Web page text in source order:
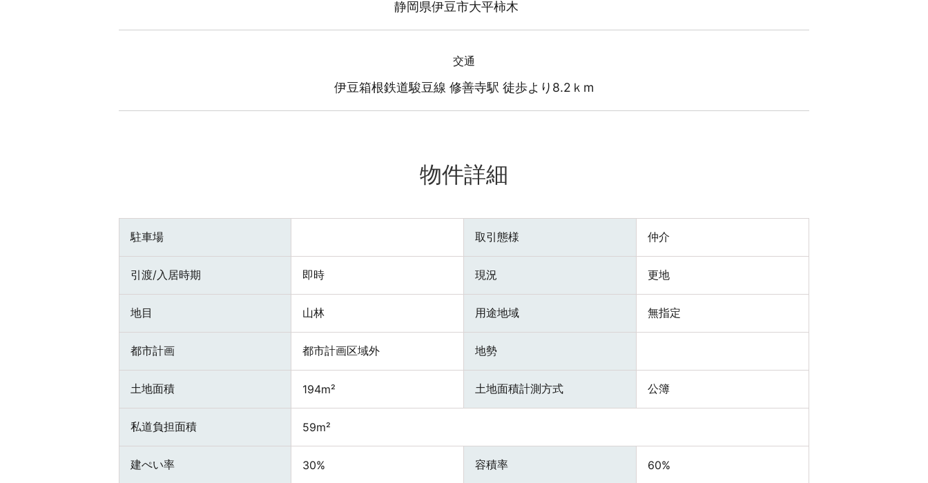
静岡県伊豆市大平柿木
交通
伊豆箱根鉄道駿豆線 修善寺駅 徒歩より8.2ｋm
物件詳細
駐車場 取引態様 仲介
引渡/入居時期 即時 現況 更地
地目 山林 用途地域 無指定
都市計画 都市計画区域外 地勢
土地面積 194m² 土地面積計測方式 公簿
私道負担面積 59m²
建ぺい率 30% 容積率 60%